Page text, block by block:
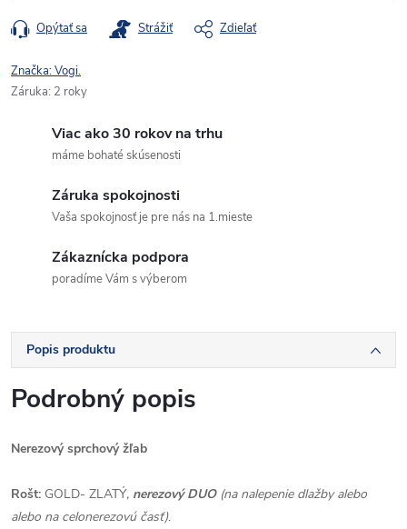
Opýtať sa Strážiť Zdieľať
Značka:Vogi.
Záruka: 2 roky
Viac ako 30 rokov na trhu
máme bohaté skúsenosti
Záruka spokojnosti
Vaša spokojnosť je pre nás na 1.mieste
Zákaznícka podpora
poradíme Vám s výberom
Popis produktu
Podrobný popis
Nerezový sprchový žľab
Rošt: GOLD- ZLATÝ, nerezový DUO(na nalepenie dlažby alebo
alebo na celonerezovú časť).